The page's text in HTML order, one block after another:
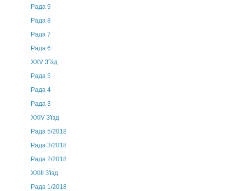
Рада 9
Рада 8
Рада 7
Рада 6
XXV З'їзд
Рада 5
Рада 4
Рада 3
ХХIV З'їзд
Рада 5/2018
Рада 3/2018
Рада 2/2018
XXIII З'їзд
Рада 1/2018